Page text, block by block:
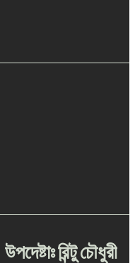
উপদেষ্টাঃরিন্টুচৌধুরী